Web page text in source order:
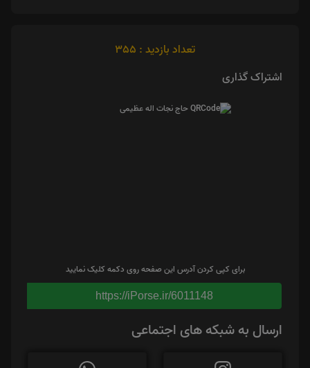
تعداد بازدید : 355
اشتراک گذاری
برای کپی کردن آدرس این صفحه روی دکمه کلیک نمایید
https://iPorse.ir/6011148
ارسال به شبکه های اجتماعی